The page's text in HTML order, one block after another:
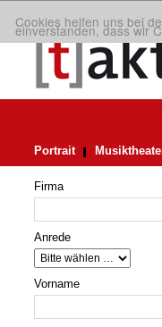
Cookies helfen uns bei
einverstanden, dass wir
Portrait
Firma
Anrede
Vorname